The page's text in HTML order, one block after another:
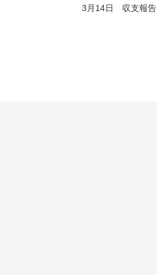
3月14日 収支報告